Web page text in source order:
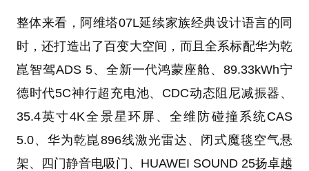
整体来看，阿维塔07L延续家族经典设计语言的同
时，还打造出了百变大空间，而且全系标配华为乾
崑智驾ADS 5、全新一代鸿蒙座舱、89.33kWh宁
德时代5C神行超充电池、CDC动态阻尼减振器、
35.4英寸4K全景星环屏、全维防碰撞系统CAS
5.0、华为乾崑896线激光雷达、闭式魔毯空气悬
架、四门静音电吸门、HUAWEI SOUND 25扬卓越